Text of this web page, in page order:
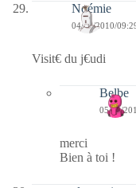
Noémie
04/03/2010/
Visit€ du j€udi
Belbe
05/03/
merci
Bien à toi !